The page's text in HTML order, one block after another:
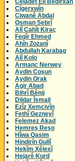
Celadet Elî Bedirxan
Cîgerxwîn
Ciwanê Abdal
Osman Sebrî
Alî Cahît Kiraç
Feqîr Ehmed
Ahîn Zozanî
Abdullah Karabag
Alî Kolo
Armanc Nerwey
Aydin Coşun
Aydin Orak
Agir Abad
Bihrî Bênij
Dildar Îsmail
Ezîz Xemcivîn
Fethî Gezneyî
Felemez Akad
Hemreş Reşo
Hîwa Qasim
Hindirîn Gullî
Hekîm Xêlexî
Hejarê Kurd